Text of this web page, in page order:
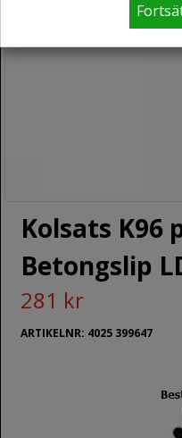
Kolsats K96
Betongslip
281 kr
ARTIKELNR: 4025 399647